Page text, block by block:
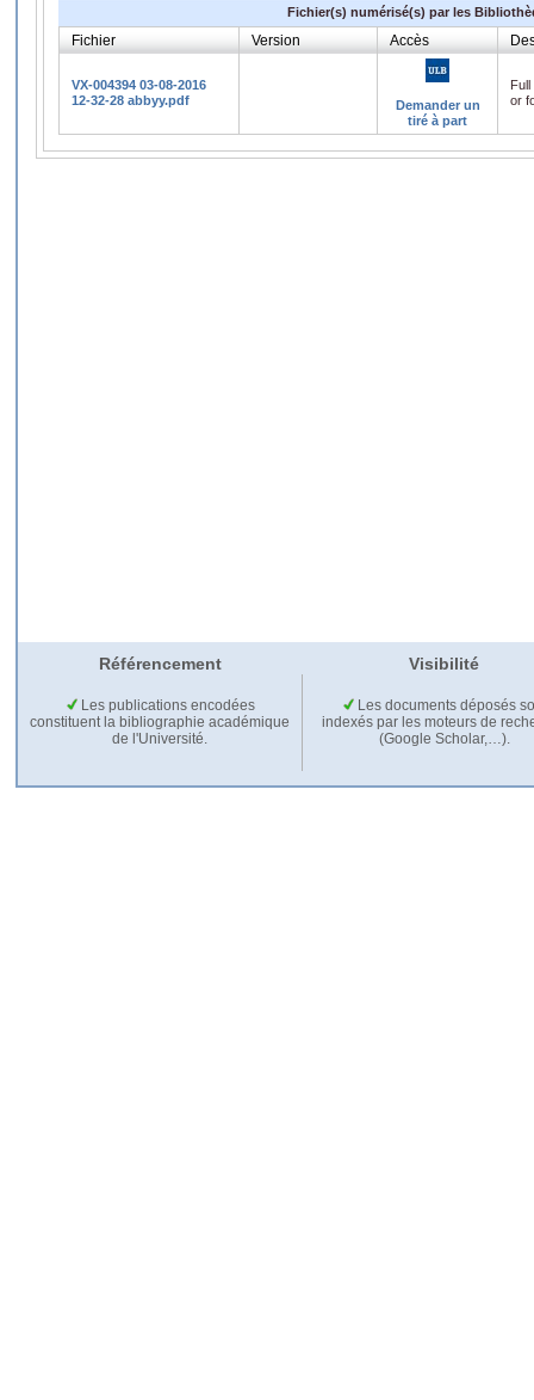
Fichier(s) numérisé(s) par les
Fichier Version Accès
VX-004394 03-08-2016
12-32-28 abbyy.pdf
Demander un
tiré à part
or
Référencement Visibilité
Les publications encodées
constituent la bibliographie académique
de l'Université.
Les documents déposés
indexés par les moteurs de
(Google Scholar,…).